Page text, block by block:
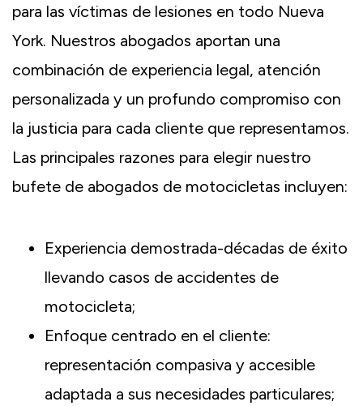
para las víctimas de lesiones en todo Nueva
York. Nuestros abogados aportan una
combinación de experiencia legal, atención
personalizada y un profundo compromiso con
la justicia para cada cliente que representamos.
Las principales razones para elegir nuestro
bufete de abogados de motocicletas incluyen:
Experiencia demostrada-décadas de éxito
llevando casos de accidentes de
motocicleta;
Enfoque centrado en el cliente:
representación compasiva y accesible
adaptada a sus necesidades particulares;